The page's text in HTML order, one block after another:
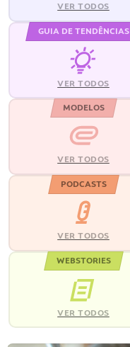
VER TODOS
GUIA DE TENDÊNCIAS
VER TODOS
MODELOS
VER TODOS
PODCASTS
VER TODOS
WEBSTORIES
VER TODOS